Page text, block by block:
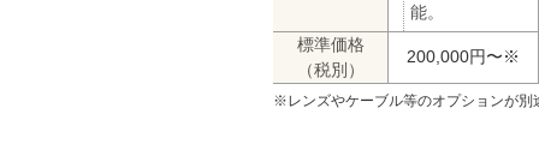
能。
標準価格
（税別）
200,000円〜※
※レンズやケーブル等のオプションが別